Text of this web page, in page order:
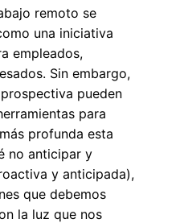
remoto se
una iniciativa
empleados,
Sin embargo,
pueden
para
profunda esta
no anticipar y
y anticipada),
que debemos
la luz que nos